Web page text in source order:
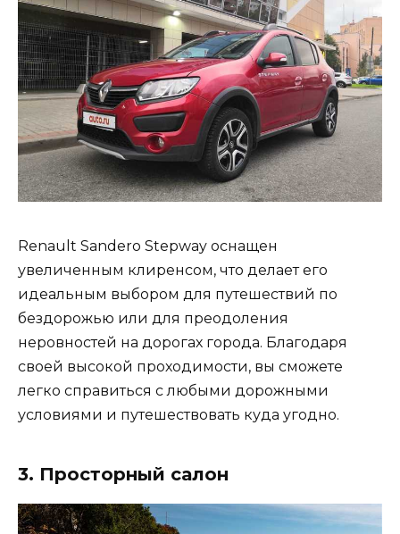
Renault Sandero Stepway оснащен
увеличенным клиренсом, что делает его
идеальным выбором для путешествий по
бездорожью или для преодоления
неровностей на дорогах города. Благодаря
своей высокой проходимости, вы сможете
легко справиться с любыми дорожными
условиями и путешествовать куда угодно.
3. Просторный салон